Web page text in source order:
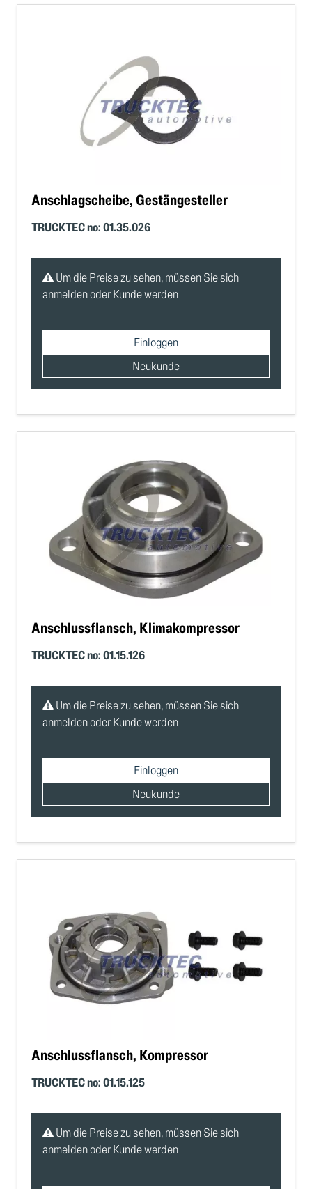
Anschlagscheibe, Gestängesteller
TRUCKTEC no: 01.35.026
Um die Preise zu sehen, müssen Sie sich
anmelden oder Kunde werden
Einloggen
Neukunde
Anschlussflansch, Klimakompressor
TRUCKTEC no: 01.15.126
Um die Preise zu sehen, müssen Sie sich
anmelden oder Kunde werden
Einloggen
Neukunde
Anschlussflansch, Kompressor
TRUCKTEC no: 01.15.125
Um die Preise zu sehen, müssen Sie sich
anmelden oder Kunde werden